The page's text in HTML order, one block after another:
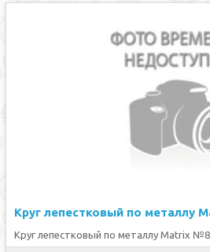
Круг лепестковый по металлу
Круг лепестковый по металлу Matrix